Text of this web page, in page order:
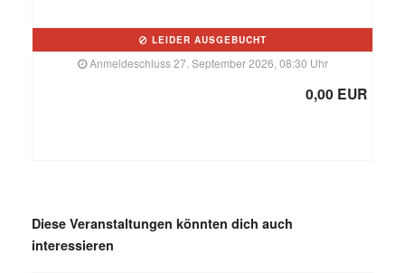
LEIDER AUSGEBUCHT
Anmeldeschluss 27. September 2026, 08:30 Uhr
0,00 EUR
Diese Veranstaltungen könnten dich auch
interessieren